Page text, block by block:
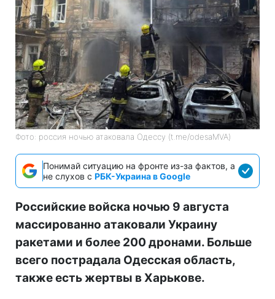
Фото: россия ночью атаковала Одессу (t.me/odesaMVA)
Понимай ситуацию на фронте из-за фактов, а
не слухов с РБК-Украина в Google
Российские войска ночью 9 августа
массированно атаковали Украину
ракетами и более 200 дронами. Больше
всего пострадала Одесская область,
также есть жертвы в Харькове.